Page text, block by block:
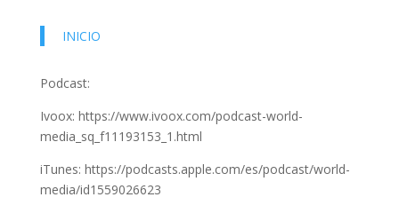
INICIO
Podcast:
Ivoox: https://www.ivoox.com/podcast-world-
media_sq_f11193153_1.html
iTunes: https://podcasts.apple.com/es/podcast/world-
media/id1559026623